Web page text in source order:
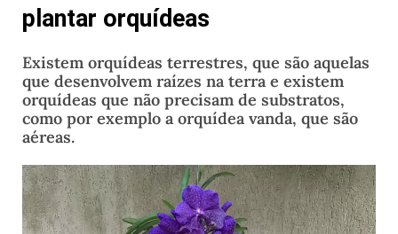
plantar orquídeas
Existem orquídeas terrestres, que são aquelas
que desenvolvem raízes na terra e existem
orquídeas que não precisam de substratos,
como por exemplo a orquídea vanda, que são
aéreas.